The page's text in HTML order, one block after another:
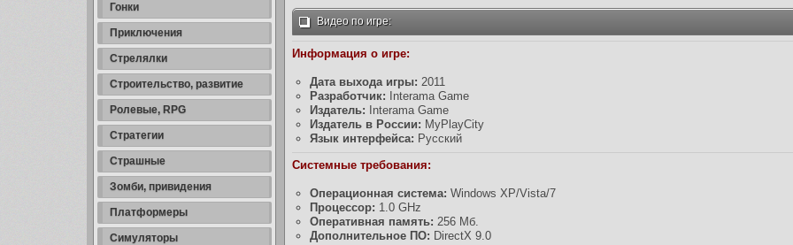
Видео по игре:
Информация о игре:
Дата выхода игры: 2011
Разработчик: Interama Game
Издатель: Interama Game
Издатель в России: MyPlayCity
Язык интерфейса: Русский
Системные требования:
Операционная система: Windows XP/Vista/7
Процессор: 1.0 GHz
Оперативная память: 256 Мб.
Дополнительное ПО: DirectX 9.0
Гонки
Приключения
Стрелялки
Строительство, развитие
Ролевые, RPG
Стратегии
Страшные
Зомби, привидения
Платформеры
Симуляторы